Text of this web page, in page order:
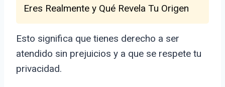
Eres Realmente y Qué Revela Tu Origen
Esto significa que tienes derecho a ser
atendido sin prejuicios y a que se respete tu
privacidad.